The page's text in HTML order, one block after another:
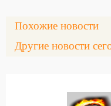
Похожие новости
Другие новости